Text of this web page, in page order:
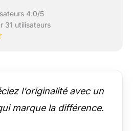
4.0/5
31 utilisateurs
l’originalité avec un
marque la différence.